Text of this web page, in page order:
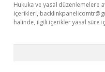
Hukuka ve yasal düzenlemelere
içerikleri,
halinde, ilgili içerikler yasal süre